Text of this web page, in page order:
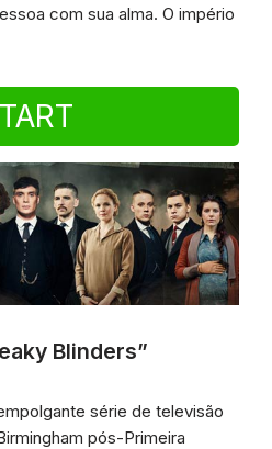
com sua alma. O império
Blinders”
série de televisão
pós-Primeira